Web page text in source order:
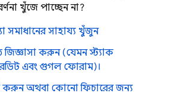
খুঁজে পাচ্ছেন না?
সাহায্য খুঁজুন
জিজ্ঞাসা করুন (যেমন স্ট্যাক
এবং গুগল ফোরাম)।
করুন অথবা কোনো ফিচারের জন্য